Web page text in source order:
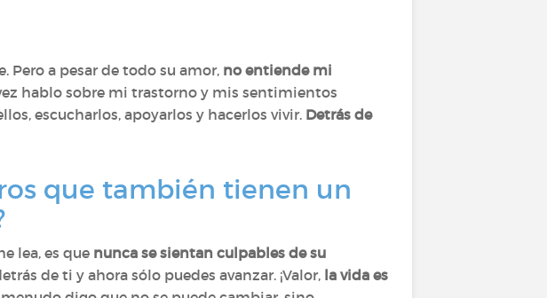
Pero a pesar de todo su amor, no entiende mi
hablo sobre mi trastorno y mis sentimientos
escucharlos, apoyarlos y hacerlos vivir. Detrás de
que también tienen un
lea, es que nunca se sientan culpables de su
de ti y ahora sólo puedes avanzar. ¡Valor, la vida es